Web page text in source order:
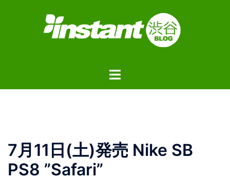
ト
ー
7月11日(土)発売 Nike SB
PS8 ”Safari”